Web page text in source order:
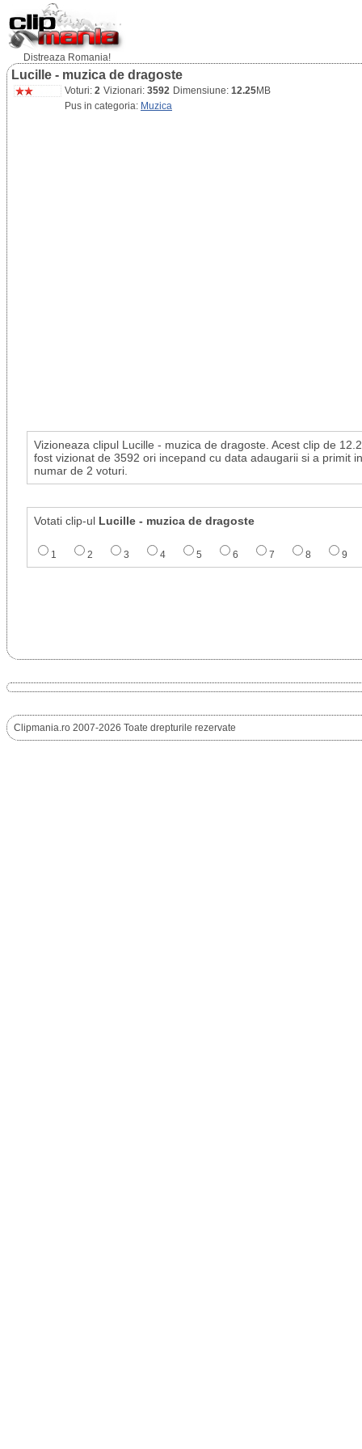
Distreaza Romania!
Lucille - muzica de dragoste
Voturi: 2 Vizionari: 3592 Dimensiune: 12.25MB
Pus in categoria: Muzica
Vizioneaza clipul Lucille - muzica de dragoste. Acest clip de
fost vizionat de 3592 ori incepand cu data adaugarii si a primit
numar de 2 voturi.
Votati clip-ul Lucille - muzica de dragoste
1 2 3 4 5 6 7 8 9
Clipmania.ro 2007-2026 Toate drepturile rezervate